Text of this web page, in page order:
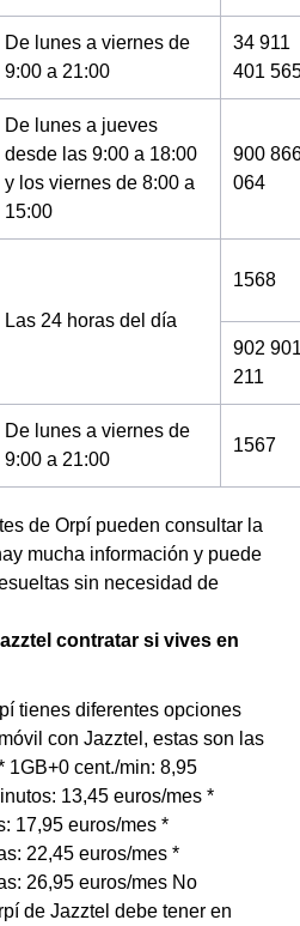
De lunes a viernes de
9:00 a 21:00
34 911
401
De lunes a jueves
desde las 9:00 a 18:00
y los viernes de 8:00 a
15:00
900
064
Las 24 horas del día
1568
902
211
De lunes a viernes de
9:00 a 21:00
1567
de Orpí pueden consultar la
mucha información y puede
sin necesidad de
contratar si vives en
tienes diferentes opciones
con Jazztel, estas son las
1GB+0 cent./min: 8,95
13,45 euros/mes *
17,95 euros/mes *
22,45 euros/mes *
26,95 euros/mes No
de Jazztel debe tener en